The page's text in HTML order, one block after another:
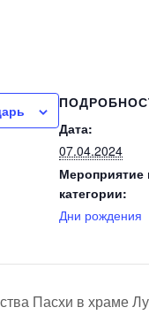
Дата:
07.04.2024
Мероприятие
категории:
Дни рождения
Пасхи в храме